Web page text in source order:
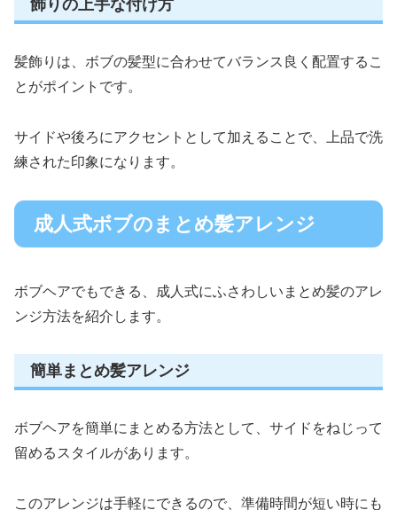
飾りの上手な付け方
髪飾りは、ボブの髪型に合わせてバランス良く配置するこ
とがポイントです。
サイドや後ろにアクセントとして加えることで、上品で洗
練された印象になります。
成人式ボブのまとめ髪アレンジ
ボブヘアでもできる、成人式にふさわしいまとめ髪のアレ
ンジ方法を紹介します。
簡単まとめ髪アレンジ
ボブヘアを簡単にまとめる方法として、サイドをねじって
留めるスタイルがあります。
このアレンジは手軽にできるので、準備時間が短い時にも